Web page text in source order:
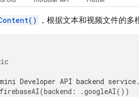
，根据文本和视频文件的多
Developer API backend service.
firebaseAI(backend : .googleAI())